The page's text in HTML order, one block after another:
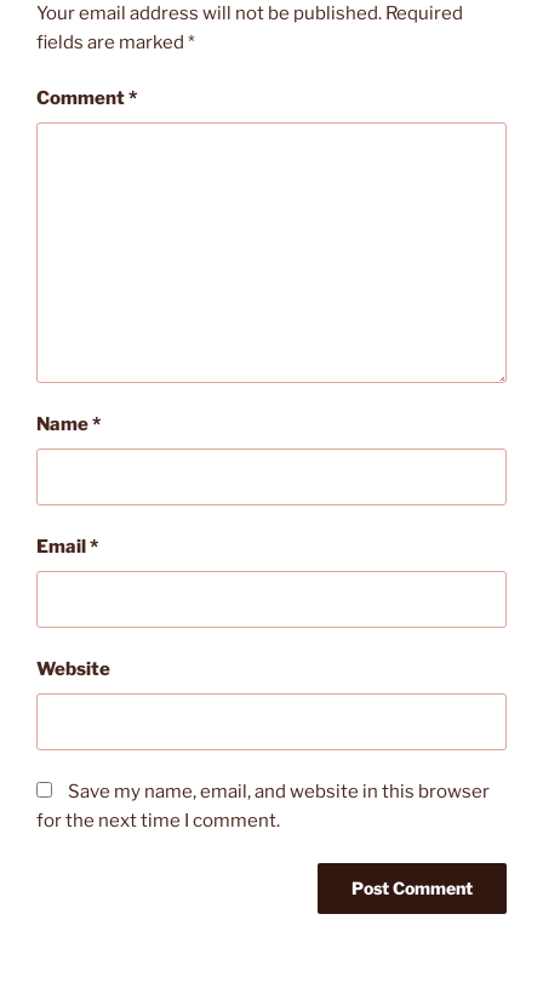
Your email address will not be published. Required
fields are marked *
Comment*
Name*
Email*
Website
Save my name, email, and website in this browser
for the next time I comment.